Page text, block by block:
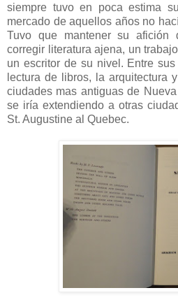
siempre tuvo en poca estima
mercado de aquellos años no
Tuvo que mantener su afición
corregir literatura ajena, un
un escritor de su nivel. Entre
lectura de libros, la arquitectura
ciudades mas antiguas de
se iría extendiendo a otras
St. Augustine al Quebec.